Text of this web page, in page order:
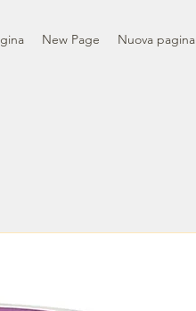
New Page Nuova pagina